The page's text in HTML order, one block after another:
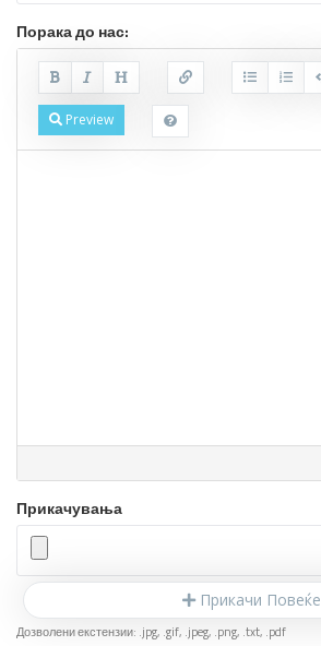
Порака до нас:
Preview
Прикачувања
Прикачи Повеќе
Дозволени екстензии: .jpg, .gif, .jpeg, .png, .txt, .pdf